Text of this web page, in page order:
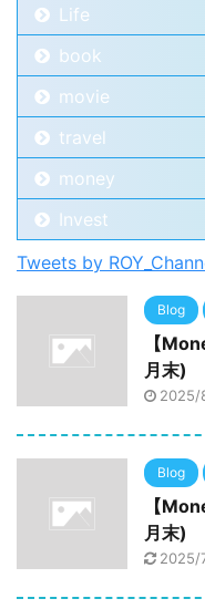
Life
book
movie
travel
money
Invest
Tweets by
Blog
【
月末)
2025/
Blog
【
月末)
2025/